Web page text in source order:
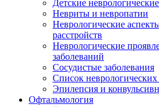
Детские
Невриты и невропатии
Неврологические
расстройств
Неврологические
заболеваний
Сосудистые заболевания
Список неврологических
Эпилепсия и
Офтальмология